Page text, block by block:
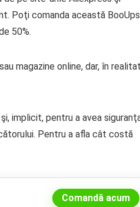
Poţi comanda această BooUps
50%.
magazine online, dar, în
implicit, pentru a avea
Pentru a afla cât costă
Comandă acum